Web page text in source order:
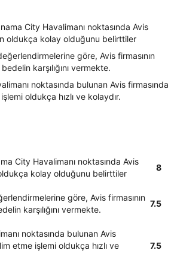
City Havalimanı noktasında Avis
oldukça kolay olduğunu belirttiler
göre, Avis firmasının
karşılığını vermekte.
noktasında bulunan Avis firmasında
oldukça hızlı ve kolaydır.
City Havalimanı noktasında Avis
oldukça kolay olduğunu belirttiler
8
göre, Avis firmasının
karşılığını vermekte.
7.5
noktasında bulunan Avis
etme işlemi oldukça hızlı ve
7.5